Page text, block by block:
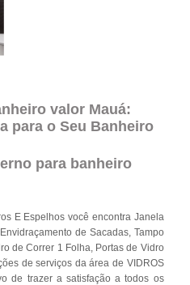
valor Mauá:
para o Seu Banheiro
para banheiro
E Espelhos você encontra Janela
de Sacadas, Tampo
de Correr 1 Folha, Portas de Vidro
de serviços da área de VIDROS
de trazer a satisfação a todos os